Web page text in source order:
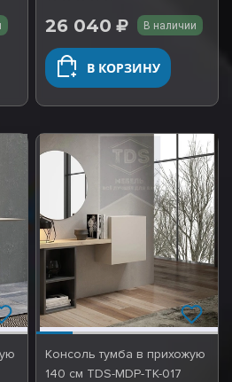
26 040 В наличии
В КОРЗИНУ
Консоль тумба в прихожую
140 см TDS-MDP-TK-017